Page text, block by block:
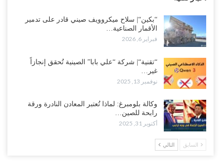
“بكين“| سلاح ميكروويف صيني قادر على تدمير
الأقمار الصناعية…
فبراير 6, 2026
“تقنية“| شركة “علي بابا” الصينية تُحقق إنجازاً
غير…
نوفمبر 13, 2025
وكالة بلومبرغ: لماذا تُعتبر المعادن النادرة ورقة
رابحة للصين…
أكتوبر 31, 2025
السابق التالي